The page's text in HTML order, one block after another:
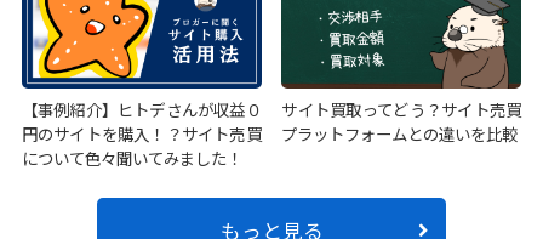
【事例紹介】ヒトデさんが収益０
円のサイトを購入！？サイト売買
について色々聞いてみました！
サイト買取ってどう？サイト売買
プラットフォームとの違いを比較
もっと見る